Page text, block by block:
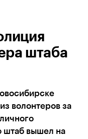
штаба
волонтеров за
штаб вышел на